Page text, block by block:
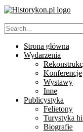
Strona główna
Wydarzenia
Konferencje
Wystawy
Inne
Publicystyka
Felietony
Turystyka
Biografie